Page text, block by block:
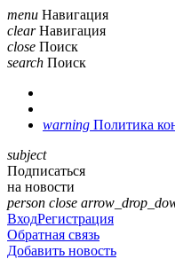
menu Навигация
clear Навигация
close Поиск
search Поиск
warning Политика
subject
Подписаться
на новости
person close
ВходРегистрация
Обратная связь
Добавить новость